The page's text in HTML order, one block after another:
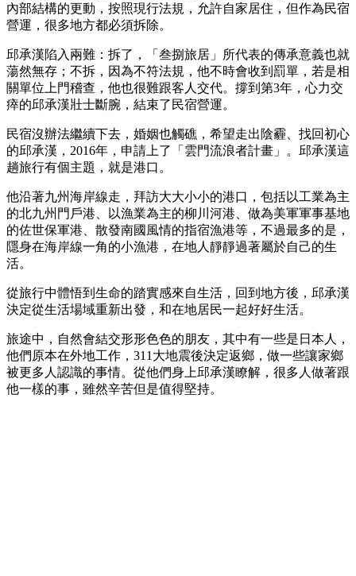
內部結構的更動，按照現行法規，允許自家居住，但作為民宿
營運，很多地方都必須拆除。
邱承漢陷入兩難：拆了，「叁捌旅居」所代表的傳承意義也就
蕩然無存；不拆，因為不符法規，他不時會收到罰單，若是相
關單位上門稽查，他也很難跟客人交代。撐到第3年，心力交
瘁的邱承漢壯士斷腕，結束了民宿營運。
民宿沒辦法繼續下去，婚姻也觸礁，希望走出陰霾、找回初心
的邱承漢，2016年，申請上了「雲門流浪者計畫」。邱承漢這
趟旅行有個主題，就是港口。
他沿著九州海岸線走，拜訪大大小小的港口，包括以工業為主
的北九州門戶港、以漁業為主的柳川河港、做為美軍軍事基地
的佐世保軍港、散發南國風情的指宿漁港等，不過最多的是，
隱身在海岸線一角的小漁港，在地人靜靜過著屬於自己的生
活。
從旅行中體悟到生命的踏實感來自生活，回到地方後，邱承漢
決定從生活場域重新出發，和在地居民一起好好生活。
旅途中，自然會結交形形色色的朋友，其中有一些是日本人，
他們原本在外地工作，311大地震後決定返鄉，做一些讓家鄉
被更多人認識的事情。從他們身上邱承漢瞭解，很多人做著跟
他一樣的事，雖然辛苦但是值得堅持。